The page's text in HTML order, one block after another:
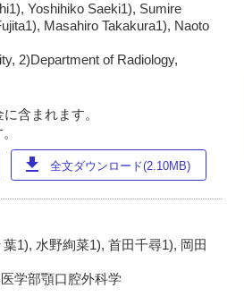
Yoshihiko Saeki1), Sumire
Masahiro Takakura1), Naoto
2)Department of Radiology,
含まれます。
download 全文ダウンロード(2.10MB)
1), 水野絢菜1), 首田千尋1), 岡田
学部顎口腔外科学